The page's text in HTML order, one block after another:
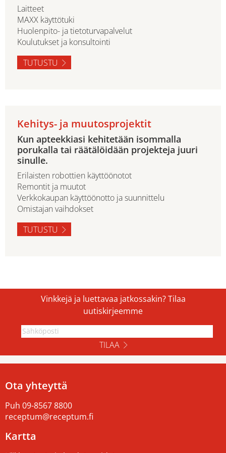
Laitteet
MAXX käyttötuki
Huolenpito- ja tietoturvapalvelut
Koulutukset ja konsultointi
TUTUSTU
Kehitys- ja muutosprojektit
Kun apteekkiasi kehitetään isommalla
porukalla tai räätälöidään projekteja juuri
sinulle.
Erilaisten robottien käyttöönotot
Remontit ja muutot
Verkkokaupan käyttöönotto ja suunnittelu
Omistajan vaihdokset
TUTUSTU
Vinkkejä ja luettavaa jatkossakin? Tilaa
uutiskirjeemme
TILAA
Ota yhteyttä
Puh 09-8567 8800
receptum@receptum.fi
Kartta